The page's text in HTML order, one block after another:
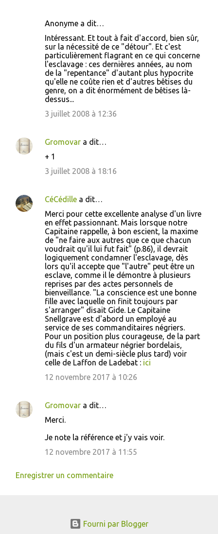
i
r
Anonyme a dit…
Intéressant. Et tout à fait d'accord, bien sûr,
sur la nécessité de ce "détour". Et c'est
particulièrement flagrant en ce qui concerne
l'esclavage : ces dernières années, au nom
de la "repentance" d'autant plus hypocrite
qu'elle ne coûte rien et d'autres bêtises du
genre, on a dit énormément de bêtises là-
dessus...
3 juillet 2008 à 12:36
Gromovar a dit…
+ 1
3 juillet 2008 à 18:16
CéCédille a dit…
Merci pour cette excellente analyse d'un livre
en effet passionnant. Mais lorsque notre
Capitaine rappelle, à bon escient, la maxime
de "ne faire aux autres que ce que chacun
voudrait qu'il lui fut fait" (p.86), il devrait
logiquement condamner l'esclavage, dès
lors qu'il accepte que "l'autre" peut être un
esclave, comme il le démontre à plusieurs
reprises par des actes personnels de
bienveillance. "La conscience est une bonne
fille avec laquelle on finit toujours par
s'arranger" disait Gide. Le Capitaine
Snellgrave est d'abord un employé au
service de ses commanditaires négriers.
Pour un position plus courageuse, de la part
du fils d'un armateur négrier bordelais,
(mais c'est un demi-siècle plus tard) voir
celle de Laffon de Ladebat : ici
12 novembre 2017 à 10:26
Gromovar a dit…
Merci.
Je note la référence et j'y vais voir.
12 novembre 2017 à 11:55
Enregistrer un commentaire
Fourni par Blogger